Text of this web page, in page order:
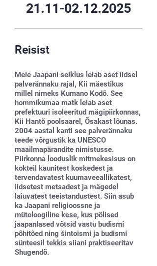
21.11-02.12.2025
Reisist
Meie Jaapani seiklus leiab aset iidsel
palverännaku rajal, Kii mäestikus
millel nimeks Kumano Kodõ. See
hommikumaa matk leiab aset
prefektuuri isoleeritud mägipiirkonnas,
Kii Hantõ poolsaarel, Õsakast lõunas.
2004 aastal kanti see palverännaku
teede võrgustik ka UNESCO
maailmapärandite nimistusse.
Piirkonna looduslik mitmekesisus on
kokteil kaunitest koskedest ja
tervendavatest kuumaveeallikatest,
iidsetest metsadest ja mägedel
laiuvatest teeistandustest. Siin asub
ka Jaapani religioossne ja
mütoloogiline kese, kus põlised
jaapanlased võtsid vastu budismi
põhitõed ning šintoismi ja budismi
sünteesil tekkis siiani praktiseeritav
Shugendõ.